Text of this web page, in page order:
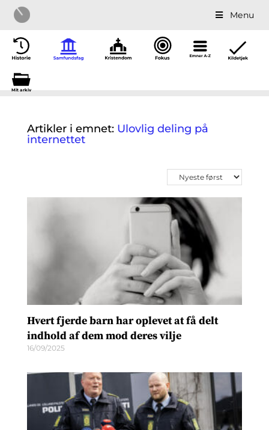
Menu
Mit arkiv
Artikler i emnet: Ulovlig deling på
internettet
Hvert fjerde barn har oplevet at få delt
indhold af dem mod deres vilje
16/09/2025